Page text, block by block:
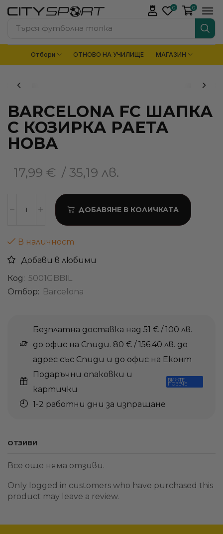
Търся футболна топка
0 0
Отбори ОТНОВО НА УЧИЛИЩЕ МАГАЗИН
BARCELONA FC ШАПКА
С КОЗИРКА РАЕТА
НОВА
17,99 € / 35,19 лв.
ДОБАВЯНЕ В КОЛИЧКАТА
В наличност
Добави в любими
Код: 5001GBBIL
Отбор: Barcelona
Безплатна доставка над 51 € / 100 лв.
до офис на Спиди. 80 € / 156.40 лв. до
адрес със Спиди и до офис на Еконт
Подаръчни опаковки и
картички
ВИЖТЕ
ПОВЕЧЕ
1-2 работни дни за изпращане
ОТЗИВИ
Все още няма отзиви.
Only logged in customers who have purchased this
product may leave a review.